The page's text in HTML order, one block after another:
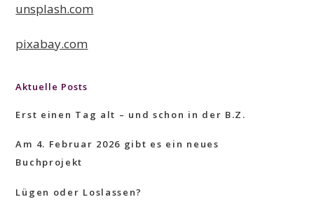
unsplash.com
pixabay.com
Aktuelle Posts
Erst einen Tag alt – und schon in der B.Z.
Am 4. Februar 2026 gibt es ein neues
Buchprojekt
Lügen oder Loslassen?